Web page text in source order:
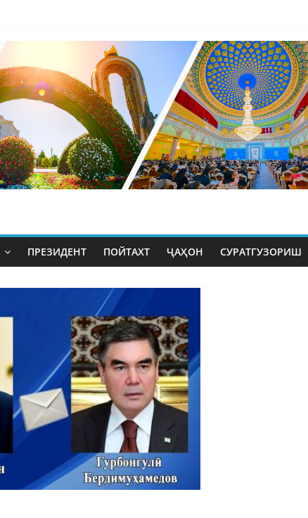
ПРЕЗИДЕНТ ПОЙТАХТ ҶАҲОН СУРАТГУЗОРИШ